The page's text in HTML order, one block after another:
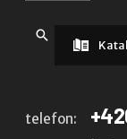
telefon: